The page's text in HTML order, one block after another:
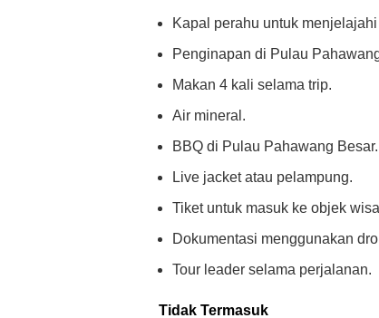
Kapal perahu untuk
Penginapan di Pulau
Makan 4 kali selama trip.
Air mineral.
BBQ di Pulau Pahawang Besar.
Live jacket atau pelampung.
Tiket untuk masuk ke objek
Dokumentasi menggunakan
Tour leader selama perjalanan.
Tidak Termasuk